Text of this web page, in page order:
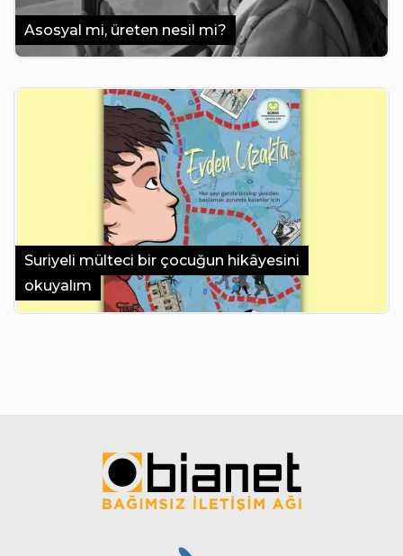
Asosyal mi, üreten nesil mi?
Suriyeli mülteci bir çocuğun hikâyesini
okuyalım